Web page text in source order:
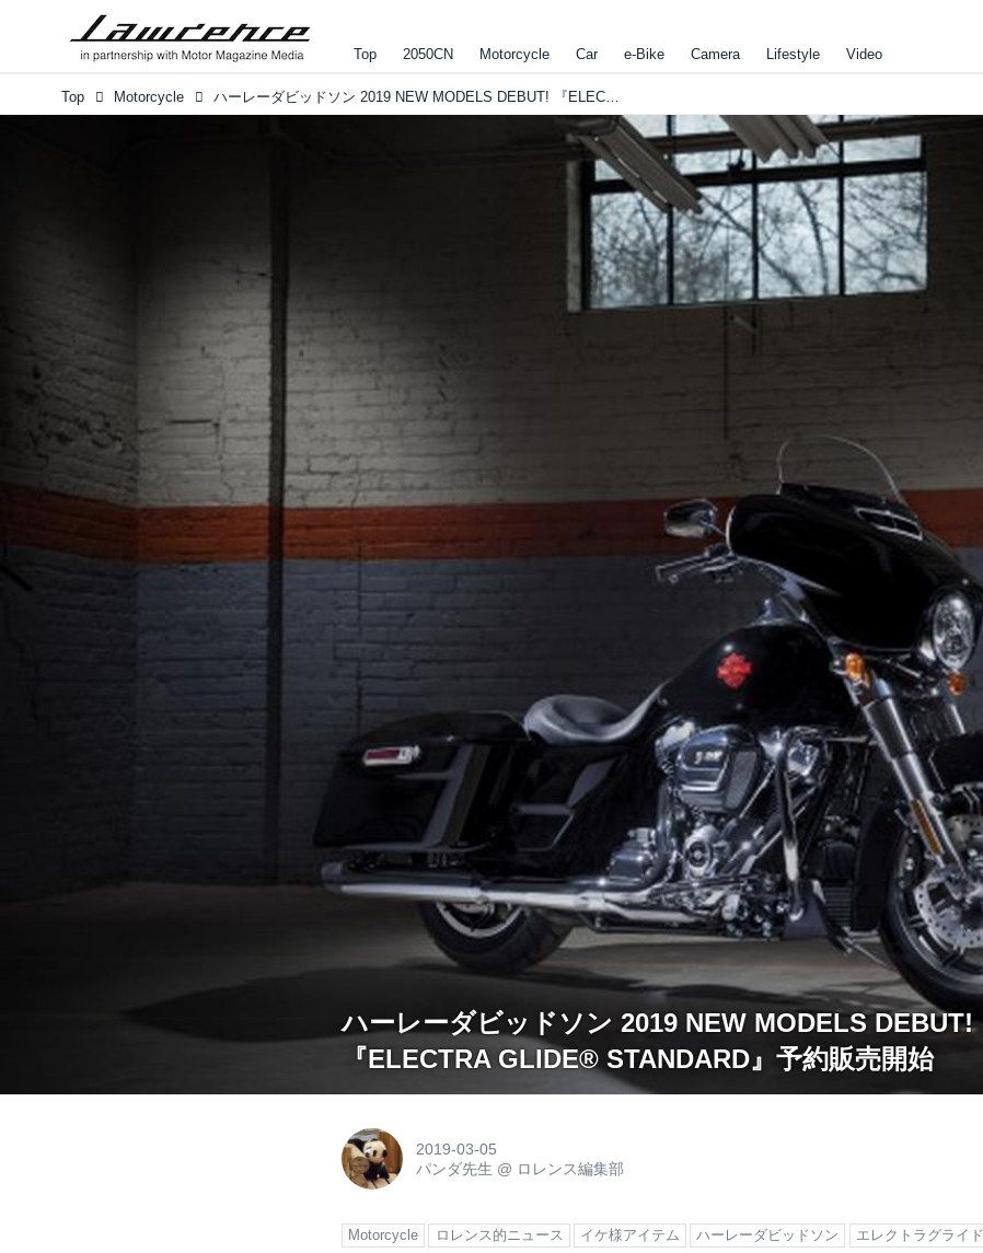
Top 2050CN Motorcycle Car e-Bike Camera Lifestyle Video
Top Motorcycle ハーレーダビッドソン 2019 NEW MODELS DEBUT! 『ELECTRA GLIDE® STANDARD』予約販売開始
ハーレーダビッドソン 2019 NEW MODELS DEBUT!
『ELECTRA GLIDE® STANDARD』予約販売開始
2019-03-05
パンダ先生 @ ロレンス編集部
Motorcycle ロレンス的ニュース イケ様アイテム ハーレーダビッドソン エレクトラグライド